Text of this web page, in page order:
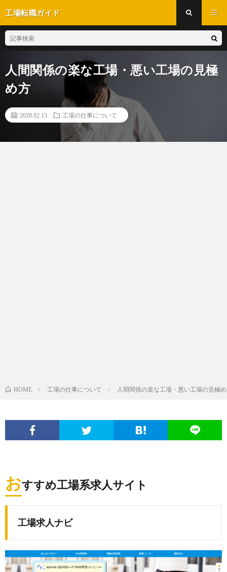
工場転職ガイド
人間関係の楽な工場・悪い工場の見極
め方
2020.02.13 工場の仕事について
HOME 工場の仕事について 人間関係の楽な工場・悪い工場の見極
おすすめ工場系求人サイト
工場求人ナビ